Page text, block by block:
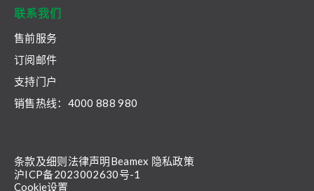
联系我们
售前服务
订阅邮件
支持门户
销售热线：4000 888 980
条款及细则法律声明Beamex 隐私政策
沪ICP备2023002630号-1
Cookie设置